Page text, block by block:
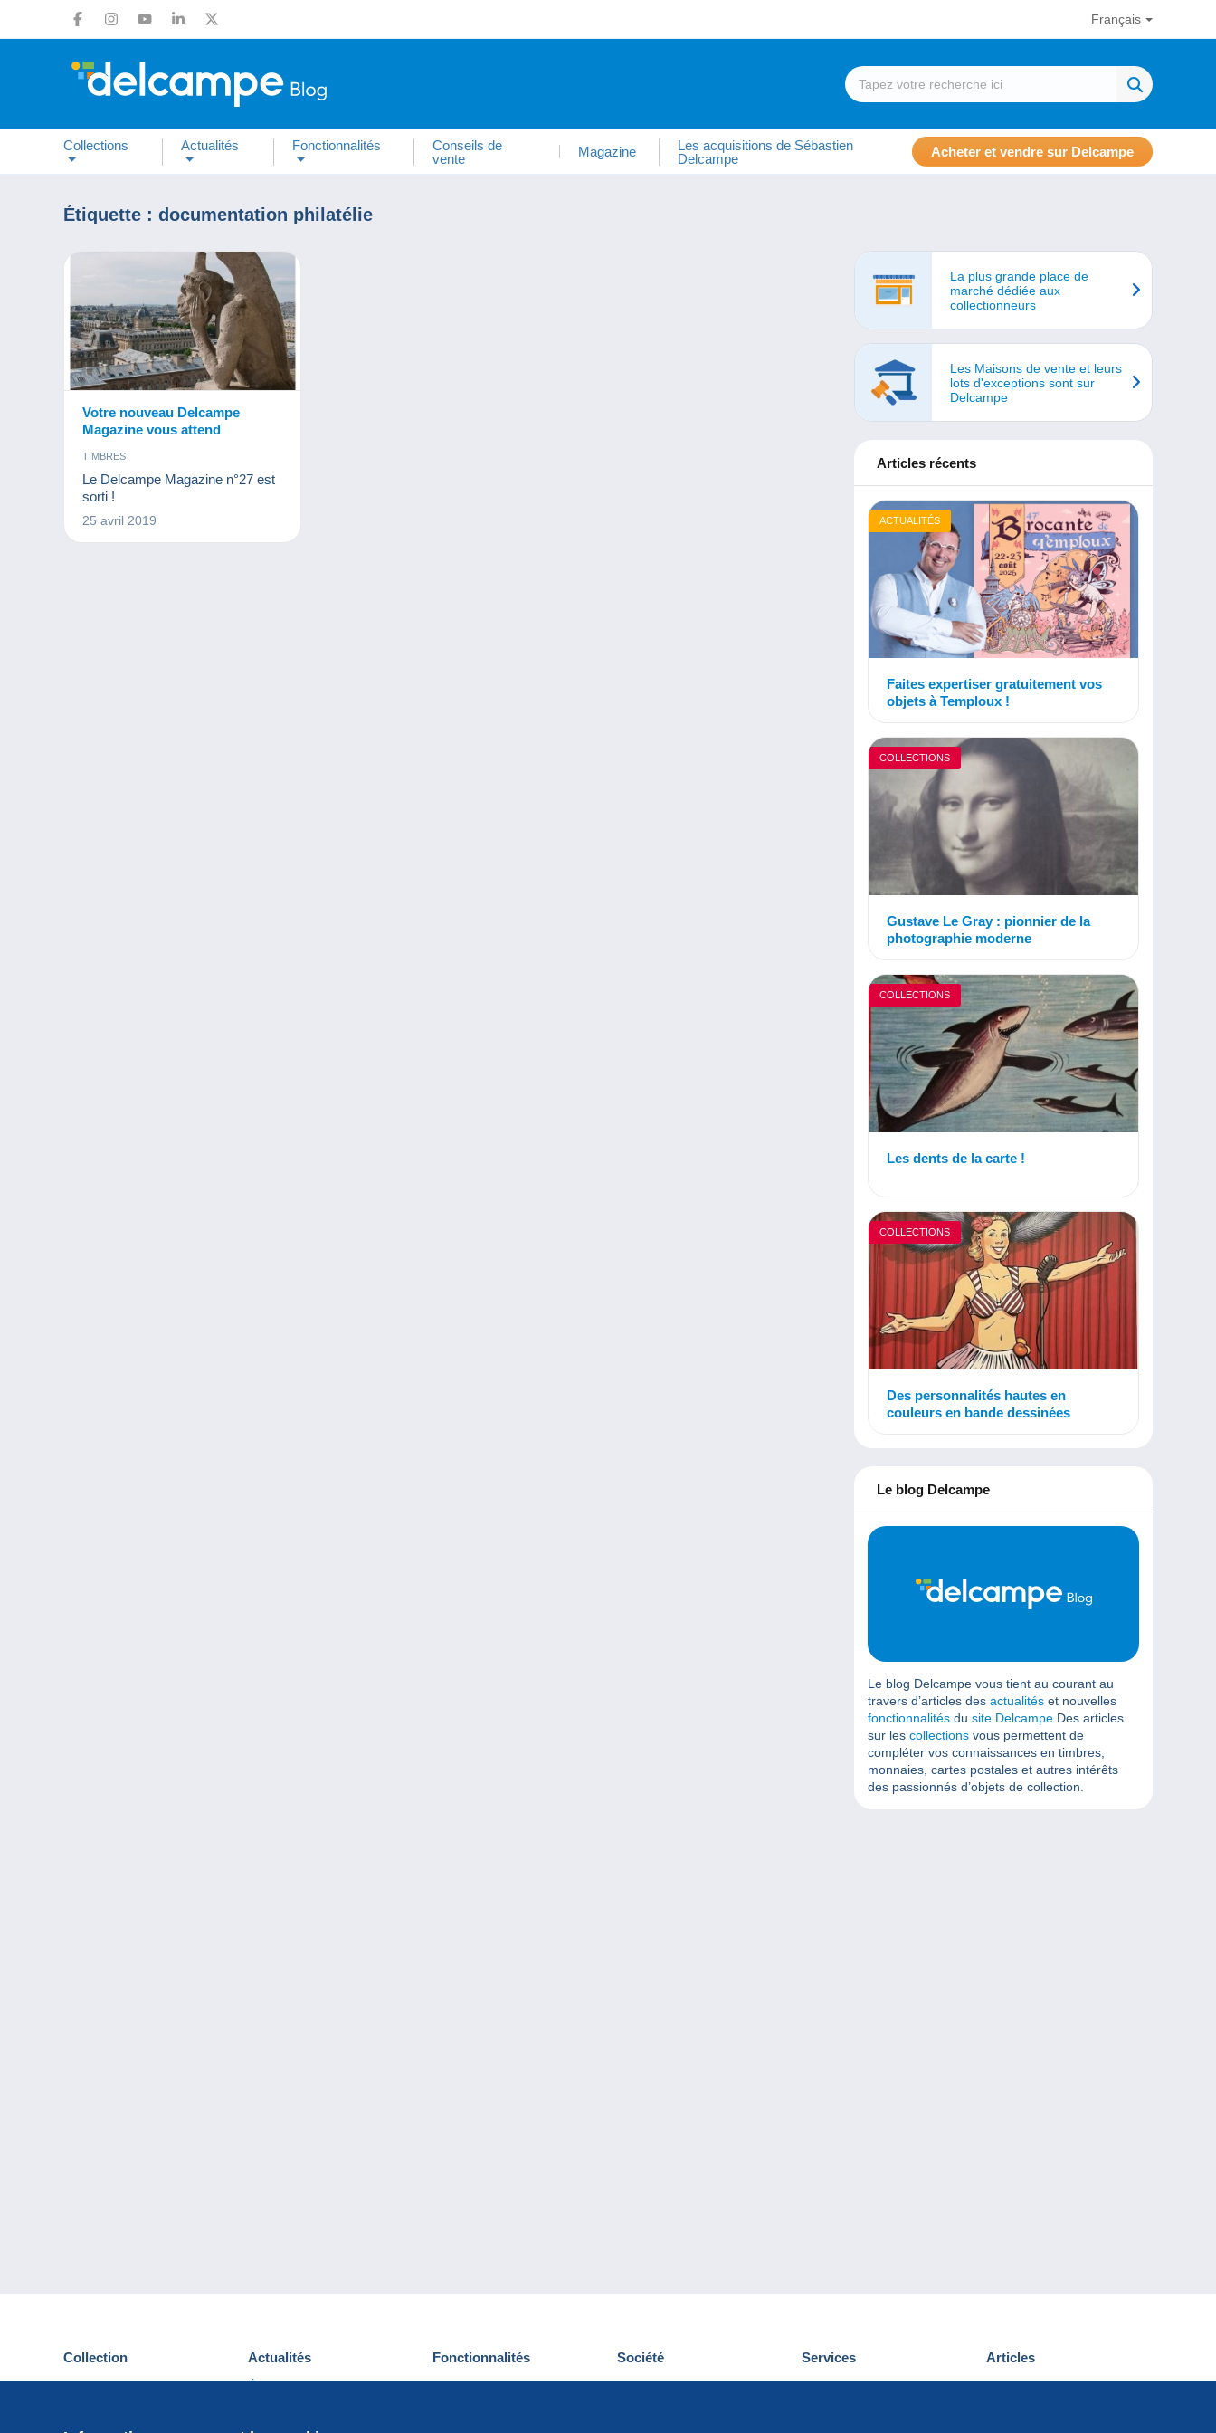
Français
Collections Actualités Fonctionnalités
Conseils de
vente
Magazine
Les acquisitions de Sébastien
Delcampe
Acheter et vendre sur Delcampe
Étiquette : documentation philatélie
Votre nouveau Delcampe
Magazine vous attend
TIMBRES
Le Delcampe Magazine n°27 est
sorti !
25 avril 2019
La plus grande place de
marché dédiée aux
collectionneurs
Les Maisons de vente et leurs
lots d'exceptions sont sur
Delcampe
Articles récents
ACTUALITÉS
Faites expertiser gratuitement vos
objets à Temploux !
COLLECTIONS
Gustave Le Gray : pionnier de la
photographie moderne
COLLECTIONS
Les dents de la carte !
COLLECTIONS
Des personnalités hautes en
couleurs en bande dessinées
Le blog Delcampe
Le blog Delcampe vous tient au courant au
travers d’articles des actualités et nouvelles
fonctionnalités du site Delcampe Des articles
sur les collections vous permettent de
compléter vos connaissances en timbres,
monnaies, cartes postales et autres intérêts
des passionnés d’objets de collection.
Collection
Cartes postales
Actualités
Événements Delcampe
Fonctionnalités
Nouveautés
Société
Qui sommes-nous
Services
Découvrir Delcampe
Articles